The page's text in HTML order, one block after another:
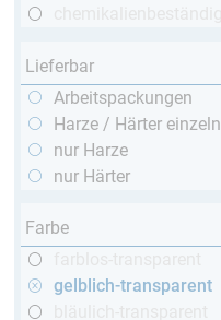
Lieferbar
Arbeitspackungen
Harze / Härter einzeln
nur Harze
nur Härter
Farbe
gelblich-transparent